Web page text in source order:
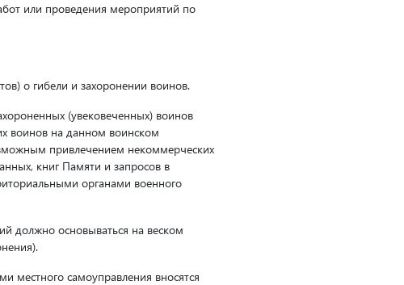
или проведения мероприятий по
о гибели и захоронении воинов.
(увековеченных) воинов
воинов на данном воинском
привлечением некоммерческих
книг Памяти и запросов в
органами военного
должно основываться на веском
местного самоуправления вносятся